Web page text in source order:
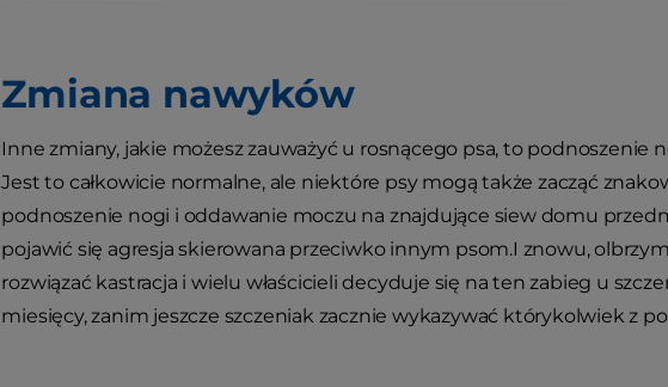
Zmiana nawyków
Inne zmiany, jakie możesz zauważyć u rosnącego psa, to podnoszenie
Jest to całkowicie normalne, ale niektóre psy mogą także zacząć
podnoszenie nogi i oddawanie moczu na znajdujące siew domu
pojawić się agresja skierowana przeciwko innym psom.I znowu,
rozwiązać kastracja i wielu właścicieli decyduje się na ten zabieg u
miesięcy, zanim jeszcze szczeniak zacznie wykazywać którykolwiek z